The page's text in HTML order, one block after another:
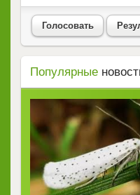
Голосовать
Популярные